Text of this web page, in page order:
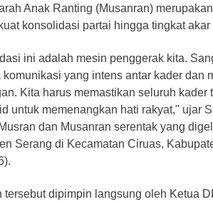
Anak Ranting (Musanran)
konsolidasi partai hingga tingkat akar
ini adalah mesin penggerak kita.
komunikasi yang intens antar kader dan
Kita harus memastikan seluruh kader
untuk memenangkan hati rakyat," ujar
dan Musanran serentak yang
Serang di Kecamatan Ciruas,
tersebut dipimpin langsung oleh Ketua